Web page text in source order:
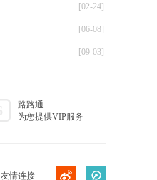
[02-24]
[06-08]
[09-03]
路路通
为您提供VIP服务
友情连接